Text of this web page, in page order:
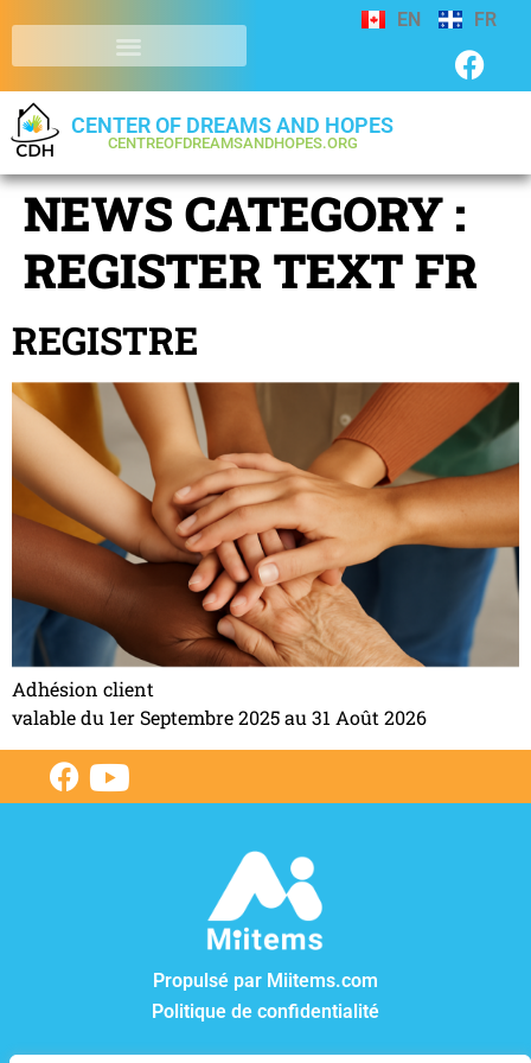
EN FR
CENTER OF DREAMS AND HOPES
CENTREOFDREAMSANDHOPES.ORG
NEWS CATEGORY :
REGISTER TEXT FR
REGISTRE
Adhésion client
valable du 1er Septembre 2025 au 31 Août 2026
Propulsé par Miitems.com
Politique de confidentialité